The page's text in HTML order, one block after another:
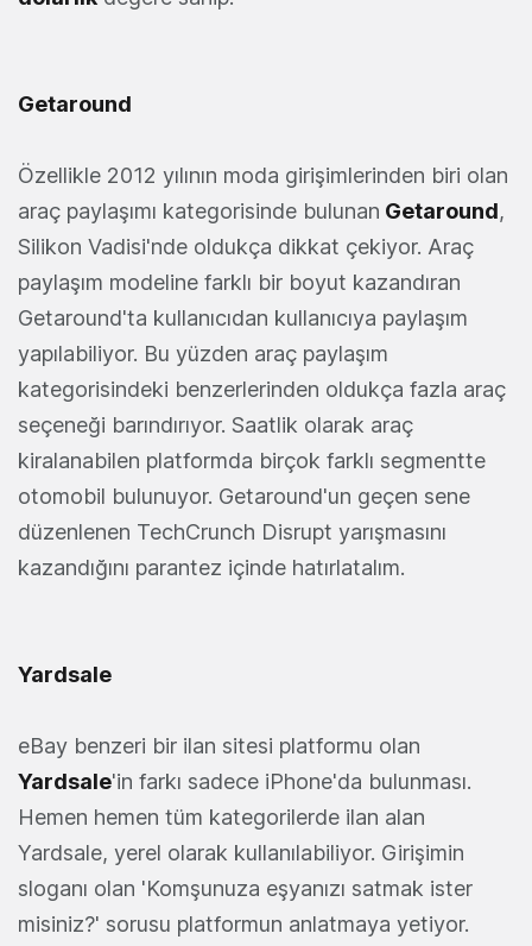
Getaround
Özellikle 2012 yılının moda girişimlerinden biri olan
araç paylaşımı kategorisinde bulunan Getaround,
Silikon Vadisi'nde oldukça dikkat çekiyor. Araç
paylaşım modeline farklı bir boyut kazandıran
Getaround'ta kullanıcıdan kullanıcıya paylaşım
yapılabiliyor. Bu yüzden araç paylaşım
kategorisindeki benzerlerinden oldukça fazla araç
seçeneği barındırıyor. Saatlik olarak araç
kiralanabilen platformda birçok farklı segmentte
otomobil bulunuyor. Getaround'un geçen sene
düzenlenen TechCrunch Disrupt yarışmasını
kazandığını parantez içinde hatırlatalım.
Yardsale
eBay benzeri bir ilan sitesi platformu olan
Yardsale'in farkı sadece iPhone'da bulunması.
Hemen hemen tüm kategorilerde ilan alan
Yardsale, yerel olarak kullanılabiliyor. Girişimin
sloganı olan 'Komşunuza eşyanızı satmak ister
misiniz?' sorusu platformun anlatmaya yetiyor.